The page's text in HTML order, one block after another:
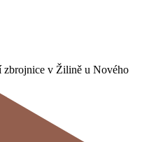
zbrojnice v Žilině u Nového